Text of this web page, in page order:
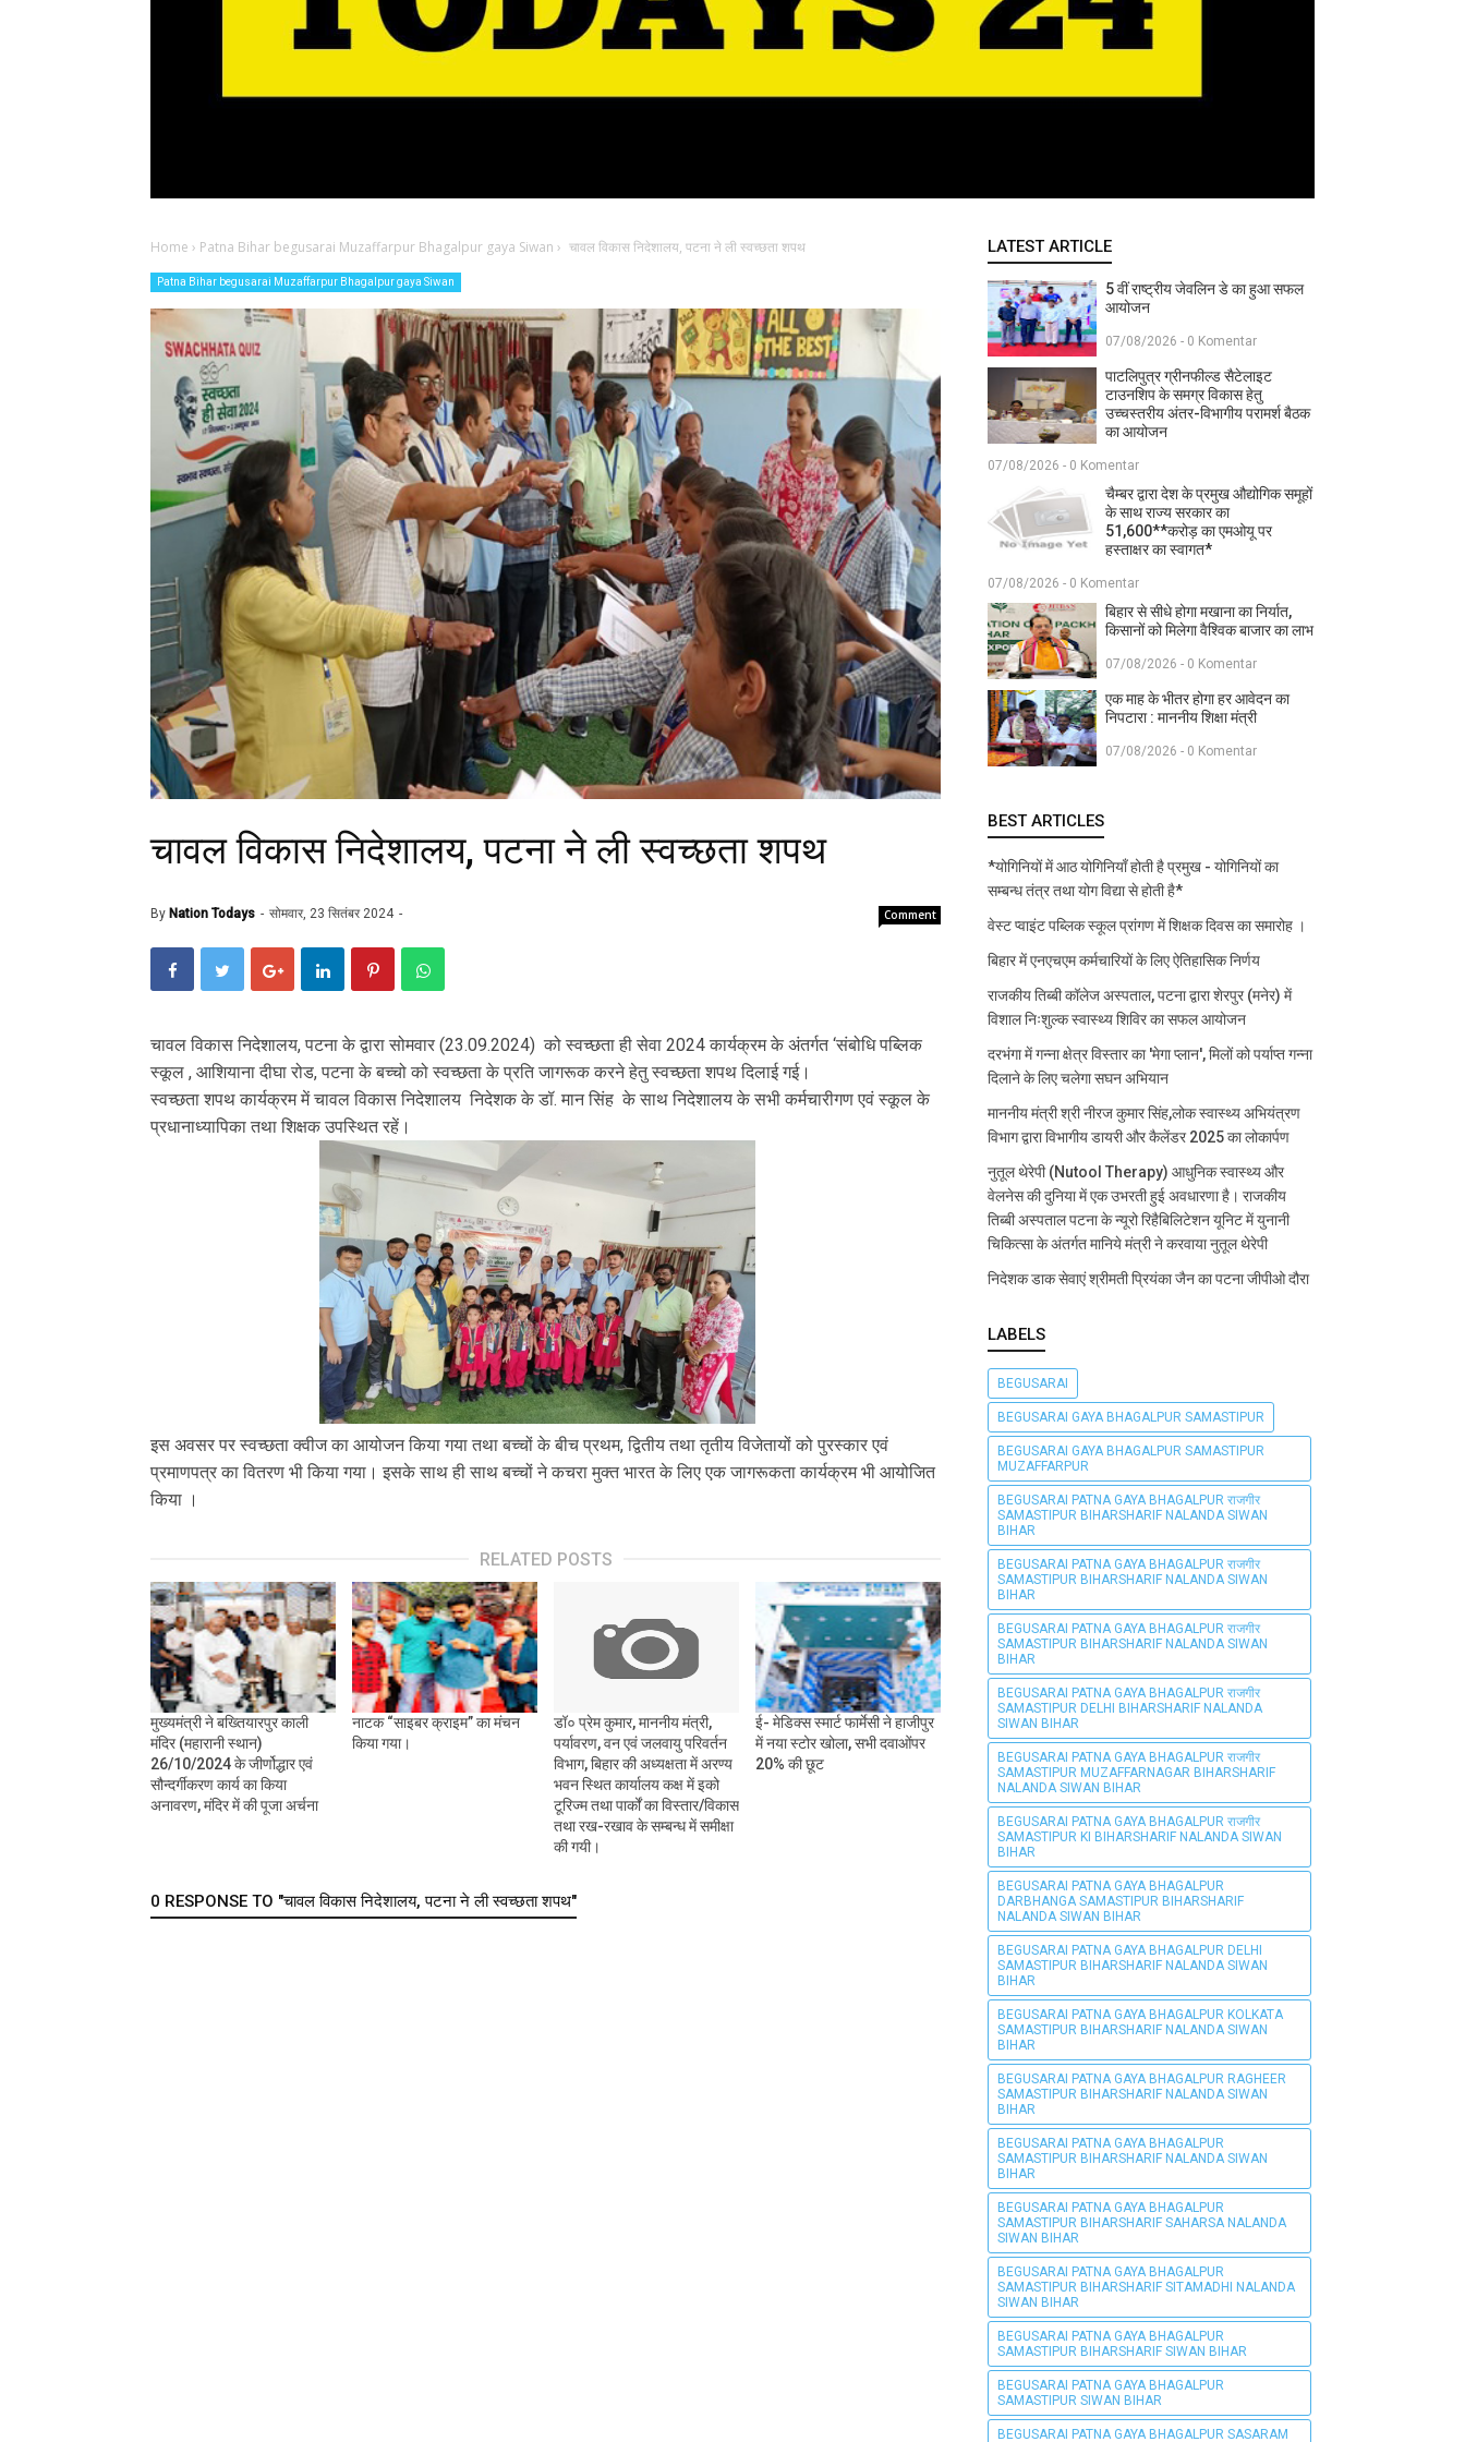
Home › Patna Bihar begusarai Muzaffarpur Bhagalpur gaya Siwan › चावल विकास निदेशालय, पटना ने ली स्वच्छता शपथ
Patna Bihar begusarai Muzaffarpur Bhagalpur gaya Siwan
चावल विकास निदेशालय, पटना ने ली स्वच्छता शपथ
By Nation Todays सोमवार, 23 सितंबर 2024 Comment
चावल विकास निदेशालय, पटना के द्वारा सोमवार (23.09.2024) को स्वच्छता ही सेवा 2024 कार्यक्रम के अंतर्गत ‘संबोधि पब्लिक
स्कूल , आशियाना दीघा रोड, पटना के बच्चो को स्वच्छता के प्रति जागरूक करने हेतु स्वच्छता शपथ दिलाई गई।
स्वच्छता शपथ कार्यक्रम में चावल विकास निदेशालय निदेशक के डॉ. मान सिंह के साथ निदेशालय के सभी कर्मचारीगण एवं स्कूल के
प्रधानाध्यापिका तथा शिक्षक उपस्थित रहें।
इस अवसर पर स्वच्छता क्वीज का आयोजन किया गया तथा बच्चों के बीच प्रथम, द्वितीय तथा तृतीय विजेतायों को पुरस्कार एवं
प्रमाणपत्र का वितरण भी किया गया। इसके साथ ही साथ बच्चों ने कचरा मुक्त भारत के लिए एक जागरूकता कार्यक्रम भी आयोजित
किया ।
RELATED POSTS
मुख्यमंत्री ने बख्तियारपुर काली
मंदिर (महारानी स्थान)
26/10/2024 के जीर्णोद्धार एवं
सौन्दर्गीकरण कार्य का किया
अनावरण, मंदिर में की पूजा अर्चना
नाटक “साइबर क्राइम” का मंचन
किया गया।
डॉ० प्रेम कुमार, माननीय मंत्री,
पर्यावरण, वन एवं जलवायु परिवर्तन
विभाग, बिहार की अध्यक्षता में अरण्य
भवन स्थित कार्यालय कक्ष में इको
टूरिज्म तथा पार्कों का विस्तार/विकास
तथा रख-रखाव के सम्बन्ध में समीक्षा
की गयी।
ई- मेडिक्स स्मार्ट फार्मेसी ने हाजीपुर
में नया स्टोर खोला, सभी दवाओंपर
20% की छूट
0 RESPONSE TO "चावल विकास निदेशालय, पटना ने ली स्वच्छता शपथ"
LATEST ARTICLE
5 वीं राष्ट्रीय जेवलिन डे का हुआ सफल
आयोजन
07/08/2026 - 0 Komentar
पाटलिपुत्र ग्रीनफील्ड सैटेलाइट
टाउनशिप के समग्र विकास हेतु
उच्चस्तरीय अंतर-विभागीय परामर्श बैठक
का आयोजन
07/08/2026 - 0 Komentar
चैम्बर द्वारा देश के प्रमुख औद्योगिक समूहों
के साथ राज्य सरकार का
51,600**करोड़ का एमओयू पर
हस्ताक्षर का स्वागत*
07/08/2026 - 0 Komentar
बिहार से सीधे होगा मखाना का निर्यात,
किसानों को मिलेगा वैश्विक बाजार का लाभ
07/08/2026 - 0 Komentar
एक माह के भीतर होगा हर आवेदन का
निपटारा : माननीय शिक्षा मंत्री
07/08/2026 - 0 Komentar
BEST ARTICLES
*योगिनियों में आठ योगिनियाँ होती है प्रमुख - योगिनियों का
सम्बन्ध तंत्र तथा योग विद्या से होती है*
वेस्ट प्वाइंट पब्लिक स्कूल प्रांगण में शिक्षक दिवस का समारोह ।
बिहार में एनएचएम कर्मचारियों के लिए ऐतिहासिक निर्णय
राजकीय तिब्बी कॉलेज अस्पताल, पटना द्वारा शेरपुर (मनेर) में
विशाल निःशुल्क स्वास्थ्य शिविर का सफल आयोजन
दरभंगा में गन्ना क्षेत्र विस्तार का 'मेगा प्लान', मिलों को पर्याप्त गन्ना
दिलाने के लिए चलेगा सघन अभियान
माननीय मंत्री श्री नीरज कुमार सिंह,लोक स्वास्थ्य अभियंत्रण
विभाग द्वारा विभागीय डायरी और कैलेंडर 2025 का लोकार्पण
नुतूल थेरेपी (Nutool Therapy) आधुनिक स्वास्थ्य और
वेलनेस की दुनिया में एक उभरती हुई अवधारणा है। राजकीय
तिब्बी अस्पताल पटना के न्यूरो रिहैबिलिटेशन यूनिट में युनानी
चिकित्सा के अंतर्गत मानिये मंत्री ने करवाया नुतूल थेरेपी
निदेशक डाक सेवाएं श्रीमती प्रियंका जैन का पटना जीपीओ दौरा
LABELS
BEGUSARAI
BEGUSARAI GAYA BHAGALPUR SAMASTIPUR
BEGUSARAI GAYA BHAGALPUR SAMASTIPUR
MUZAFFARPUR
BEGUSARAI PATNA GAYA BHAGALPUR राजगीर
SAMASTIPUR BIHARSHARIF NALANDA SIWAN
BIHAR
BEGUSARAI PATNA GAYA BHAGALPUR राजगीर
SAMASTIPUR BIHARSHARIF NALANDA SIWAN
BIHAR
BEGUSARAI PATNA GAYA BHAGALPUR राजगीर
SAMASTIPUR BIHARSHARIF NALANDA SIWAN
BIHAR
BEGUSARAI PATNA GAYA BHAGALPUR राजगीर
SAMASTIPUR DELHI BIHARSHARIF NALANDA
SIWAN BIHAR
BEGUSARAI PATNA GAYA BHAGALPUR राजगीर
SAMASTIPUR MUZAFFARNAGAR BIHARSHARIF
NALANDA SIWAN BIHAR
BEGUSARAI PATNA GAYA BHAGALPUR राजगीर
SAMASTIPUR KI BIHARSHARIF NALANDA SIWAN
BIHAR
BEGUSARAI PATNA GAYA BHAGALPUR
DARBHANGA SAMASTIPUR BIHARSHARIF
NALANDA SIWAN BIHAR
BEGUSARAI PATNA GAYA BHAGALPUR DELHI
SAMASTIPUR BIHARSHARIF NALANDA SIWAN
BIHAR
BEGUSARAI PATNA GAYA BHAGALPUR KOLKATA
SAMASTIPUR BIHARSHARIF NALANDA SIWAN
BIHAR
BEGUSARAI PATNA GAYA BHAGALPUR RAGHEER
SAMASTIPUR BIHARSHARIF NALANDA SIWAN
BIHAR
BEGUSARAI PATNA GAYA BHAGALPUR
SAMASTIPUR BIHARSHARIF NALANDA SIWAN
BIHAR
BEGUSARAI PATNA GAYA BHAGALPUR
SAMASTIPUR BIHARSHARIF SAHARSA NALANDA
SIWAN BIHAR
BEGUSARAI PATNA GAYA BHAGALPUR
SAMASTIPUR BIHARSHARIF SITAMADHI NALANDA
SIWAN BIHAR
BEGUSARAI PATNA GAYA BHAGALPUR
SAMASTIPUR BIHARSHARIF SIWAN BIHAR
BEGUSARAI PATNA GAYA BHAGALPUR
SAMASTIPUR SIWAN BIHAR
BEGUSARAI PATNA GAYA BHAGALPUR SASARAM